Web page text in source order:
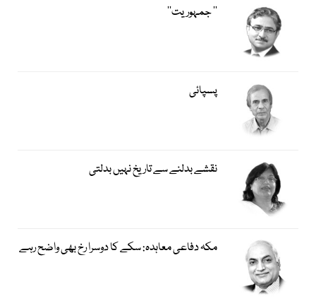
’’ جمہوریت‘‘
پسپائی
نقشے بدلنے سے تاریخ نہیں بدلتی
مکہ دفاعی معاہدہ: سکے کا دوسرا رخ بھی واضح رہے